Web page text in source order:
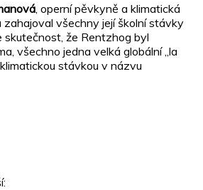
, operní pěvkyně a klimatická
zahajoval všechny její školní stávky
skutečnost, že Rentzhog byl
všechno jedna velká globální „la
stávkou v názvu